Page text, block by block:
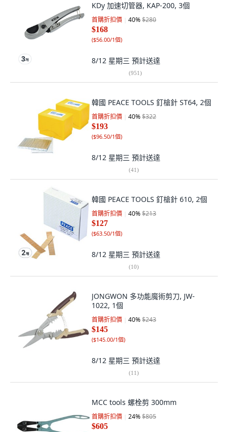
KDy 加速切管器, KAP-200, 3個
首購折扣價 40%$280
$168
($56.00/1個)
8/12 星期三 預計送達
(951)
韓國 PEACE TOOLS 釘槍針 ST64, 2個
首購折扣價 40%$322
$193
($96.50/1個)
8/12 星期三 預計送達
(41)
韓國 PEACE TOOLS 釘槍針 610, 2個
首購折扣價 40%$213
$127
($63.50/1個)
8/12 星期三 預計送達
(10)
JONGWON 多功能魔術剪刀, JW-
1022, 1個
首購折扣價 40%$243
$145
($145.00/1個)
8/12 星期三 預計送達
(11)
MCC tools 螺栓剪 300mm
首購折扣價 24%$805
$605